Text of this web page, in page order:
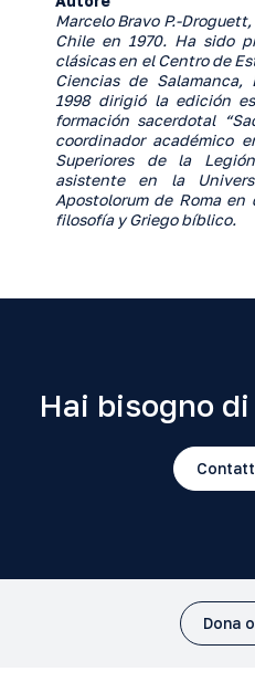
Marcelo Bravo P.-
Chile en 1970. Ha sido
clásicas en el Centro de
Ciencias de
1998 dirigió la edición
formación sacerdotal
coordinador académico
Superiores de la
asistente en la
Apostolorum de Roma
filosofía y Griego bíblico.
Hai bisogno
Dona